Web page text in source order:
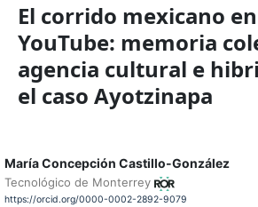
El corrido mexicano
YouTube: memoria
agencia cultural e
el caso Ayotzinapa
María Concepción Castillo-González
Tecnológico de Monterrey
https://orcid.org/0000-0002-2892-9079